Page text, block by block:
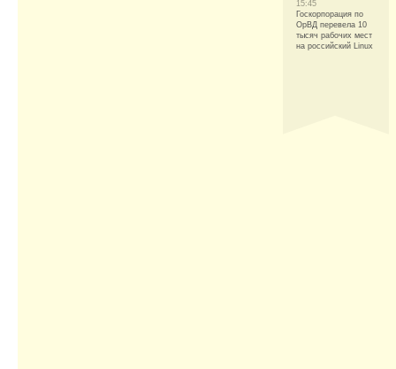
15:45
Госкорпорация по
ОрВД перевела 10
тысяч рабочих мест
на российский Linux